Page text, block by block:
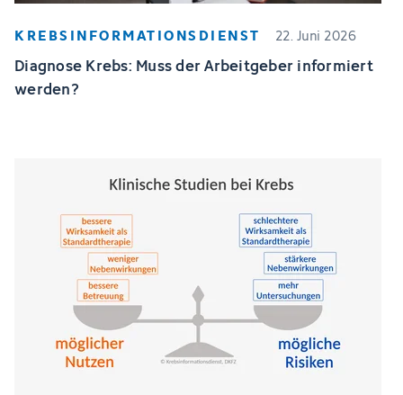
KREBSINFORMATIONSDIENST 22. Juni 2026
Diagnose Krebs: Muss der Arbeitgeber informiert
werden?